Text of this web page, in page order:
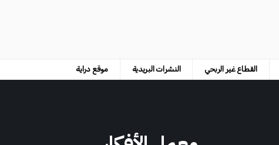
القطاع غير الربحي النشرات البريدية موقع دراية